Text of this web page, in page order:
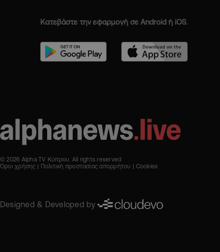
Κατεβάστε την εφαρμογή σε Android ή iOS.
© 2026 Alpha TV Κύπρου. All rights reserved
Όροι χρήσης
Πολιτική προστασίας απορρήτου Cookies
Designed & Developed by